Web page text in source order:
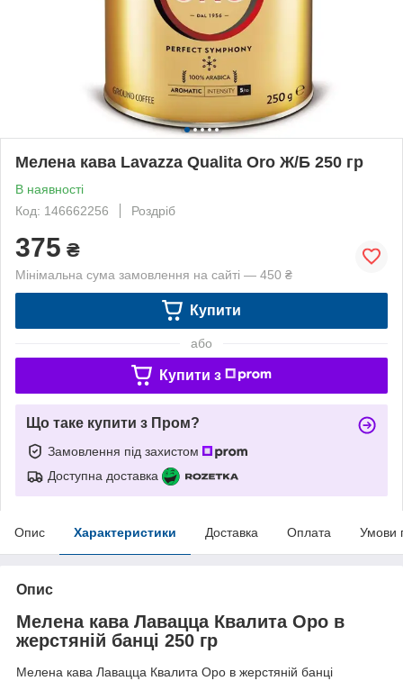
Мелена кава Lavazza Qualita Oro Ж/Б 250 гр
В наявності
Код: 146662256
Роздріб
375 ₴
Мінімальна сума замовлення на сайті — 450 ₴
Купити
або
Купити з
Що таке купити з Пром?
Замовлення під захистом
Доступна доставка
Опис Характеристики Доставка Оплата Умови
Опис
Мелена кава Лавацца Квалита Оро в
жерстяній банці 250 гр
Мелена кава Лавацца Квалита Оро в жерстяній банці